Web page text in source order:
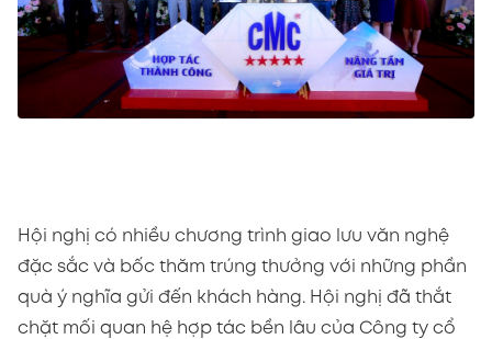
Hội nghị có nhiều chương trình giao lưu văn nghệ
đặc sắc và bốc thăm trúng thưởng với những phần
quà ý nghĩa gửi đến khách hàng. Hội nghị đã thắt
chặt mối quan hệ hợp tác bền lâu của Công ty cổ